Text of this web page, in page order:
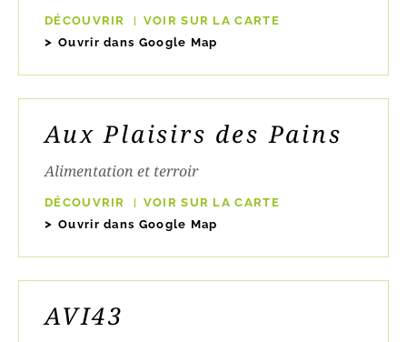
DÉCOUVRIR
VOIR SUR LA CARTE
Ouvrir dans Google Map
Aux Plaisirs des Pains
Alimentation et terroir
DÉCOUVRIR
VOIR SUR LA CARTE
Ouvrir dans Google Map
AVI43